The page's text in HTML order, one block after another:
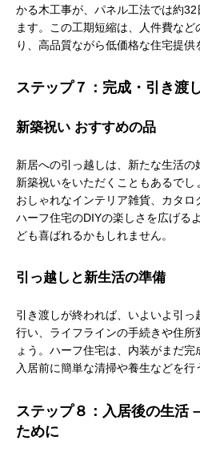
かる木工事が、パネル工法では約
ます。この工期短縮は、人件費な
り、高品質ながら低価格な住宅提供
ステップ７：完成・引き渡
新築祝い おすすめの品
新居への引っ越しは、新たな生活
新築祝いをいただくこともあるでし
おしゃれなインテリア雑貨、カタロ
ハーフ住宅のDIYの楽しさを広げる
ども喜ばれるかもしれません。
引っ越しと新生活の準備
引き渡しが終われば、いよいよ引
行い、ライフラインの手続きや住所
ょう。ハーフ住宅は、内装がまだ完
入居前に簡単な清掃や養生などを行
ステップ８：入居後の生活
ために